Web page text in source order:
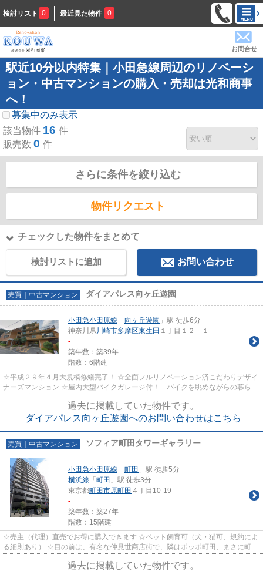
検討リスト 0 最近見た物件 0
お問合せ
駅近10分以内特集｜小田急線周辺のリノベーシ
ョン・中古マンションの購入・売却は光和商事
へ！
募集中のみ表示
該当物件 16 件
販売数 0 件
さらに条件を絞り込む
物件リクエスト
チェックした物件をまとめて
検討リストに追加 お問い合わせ
売買｜中古マンション ダイアパレス向ヶ丘遊園
小田急小田原線 「 向ヶ丘遊園 」駅 徒歩6分
神奈川県川崎市多摩区東生田 １丁目１２－１
-
築年数：築39年
階数：6階建
☆平成２９年４月大規模修繕完了！ ☆全面フルリノベーション済こだわりデザイ
ナーズマンション ☆屋内大型バイクガレージ付！ バイクを眺めながらの暮ら
過去に掲載していた物件です。
ダイアパレス向ヶ丘遊園へのお問い合わせはこちら
売買｜中古マンション ソフィア町田タワーギャラリー
小田急小田原線 「 町田 」駅 徒歩5分
横浜線 「 町田 」駅 徒歩3分
東京都町田市原町田 ４丁目10-19
-
築年数：築27年
階数：15階建
☆売主（代理）直売でお得に購入できます ☆ペット飼育可（犬・猫可、規約によ
る細則あり） ☆目の前は、有名な仲見世商店街で、隣はポッポ町田、まさに町田
過去に掲載していた物件です。